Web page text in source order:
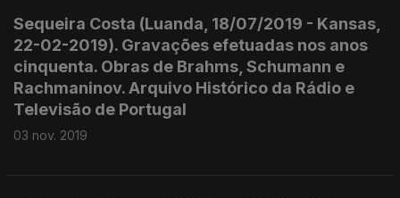
Sequeira Costa (Luanda, 18/07/2019 - Kansas,
22-02-2019). Gravações efetuadas nos anos
cinquenta. Obras de Brahms, Schumann e
Rachmaninov. Arquivo Histórico da Rádio e
Televisão de Portugal
03 nov. 2019